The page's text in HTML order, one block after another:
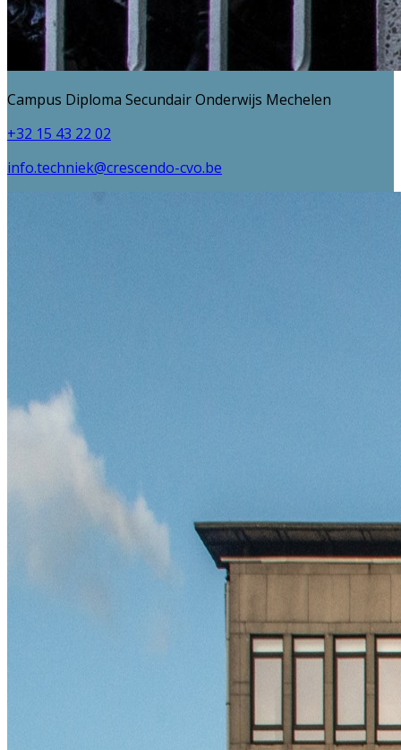
Campus Diploma Secundair Onderwijs Mechelen
+32 15 43 22 02
info.techniek@crescendo-cvo.be